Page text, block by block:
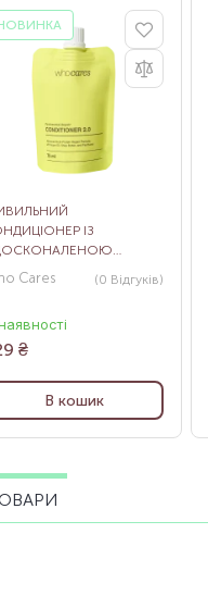
ІЗ
WHO СARES
2.0
Cares (0 Відгуків)
₴
В кошик